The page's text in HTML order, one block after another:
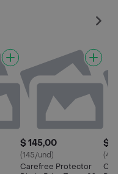
$ 145,00
(145/und)
Carefree Protector
$